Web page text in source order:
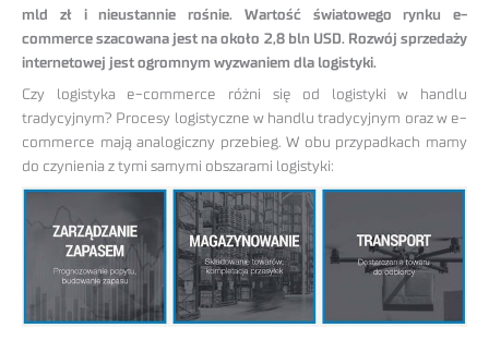
mld zł i nieustannie rośnie. Wartość światowego rynku e-
commerce szacowana jest na około 2,8 bln USD. Rozwój sprzedaży
internetowej jest ogromnym wyzwaniem dla logistyki.
Czy logistyka e-commerce różni się od logistyki w handlu
tradycyjnym? Procesy logistyczne w handlu tradycyjnym oraz w e-
commerce mają analogiczny przebieg. W obu przypadkach mamy
do czynienia z tymi samymi obszarami logistyki: